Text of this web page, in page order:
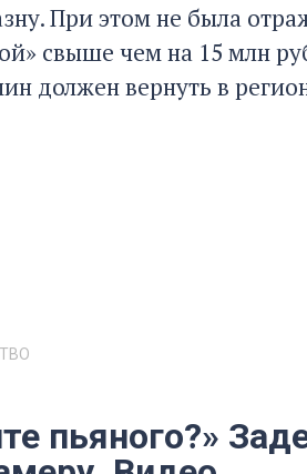
При этом не была
свыше чем на 15 млн
должен вернуть в
пьяного?»